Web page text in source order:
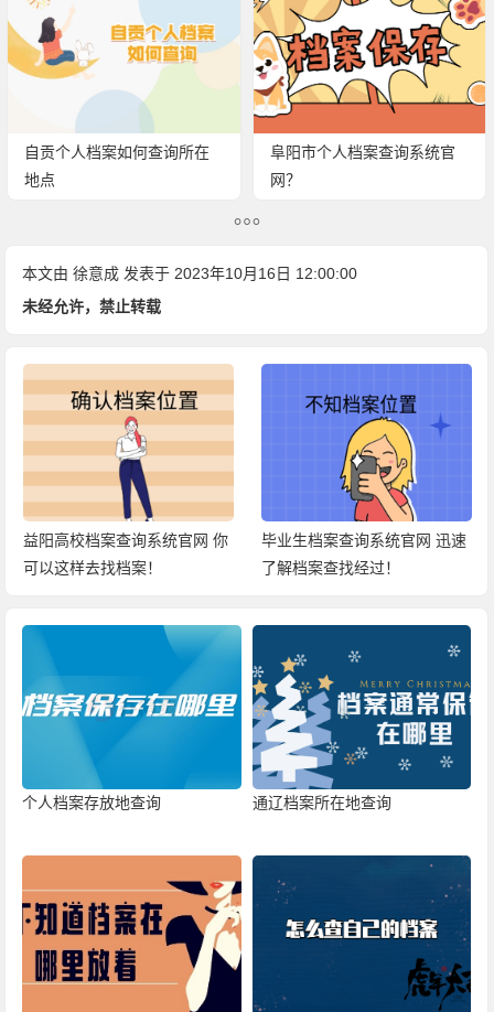
自贡个人档案如何查询所在
地点
阜阳市个人档案查询系统官
网？
本文由徐意成 发表于 2023年10月16日 12:00:00
未经允许，禁止转载
益阳高校档案查询系统官网 你
可以这样去找档案！
毕业生档案查询系统官网 迅速
了解档案查找经过！
个人档案存放地查询 通辽档案所在地查询